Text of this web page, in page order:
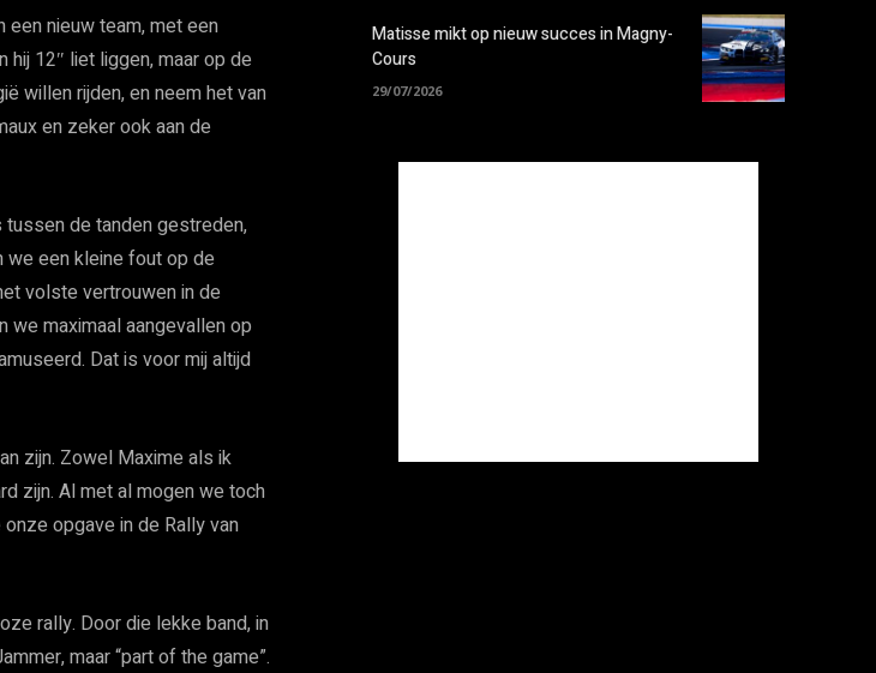
een nieuw team, met een
12″ liet liggen, maar op de
willen rijden, en neem het van
en zeker ook aan de
de tanden gestreden,
we een kleine fout op de
volste vertrouwen in de
we maximaal aangevallen op
Dat is voor mij altijd
zijn. Zowel Maxime als ik
zijn. Al met al mogen we toch
opgave in de Rally van
rally. Door die lekke band, in
maar “part of the game”.
Matisse mikt op nieuw succes in Magny-
Cours
29/07/2026